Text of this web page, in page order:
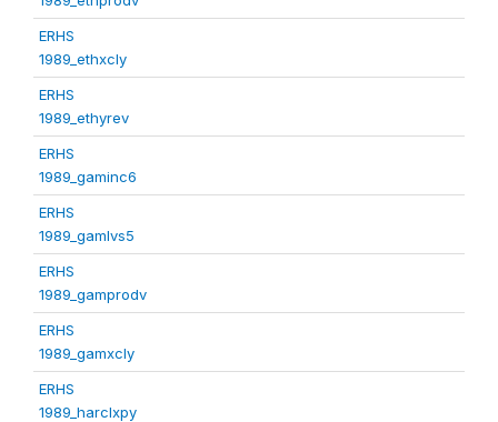
ERHS
1989_ethxcly
ERHS
1989_ethyrev
ERHS
1989_gaminc6
ERHS
1989_gamlvs5
ERHS
1989_gamprodv
ERHS
1989_gamxcly
ERHS
1989_harclxpy